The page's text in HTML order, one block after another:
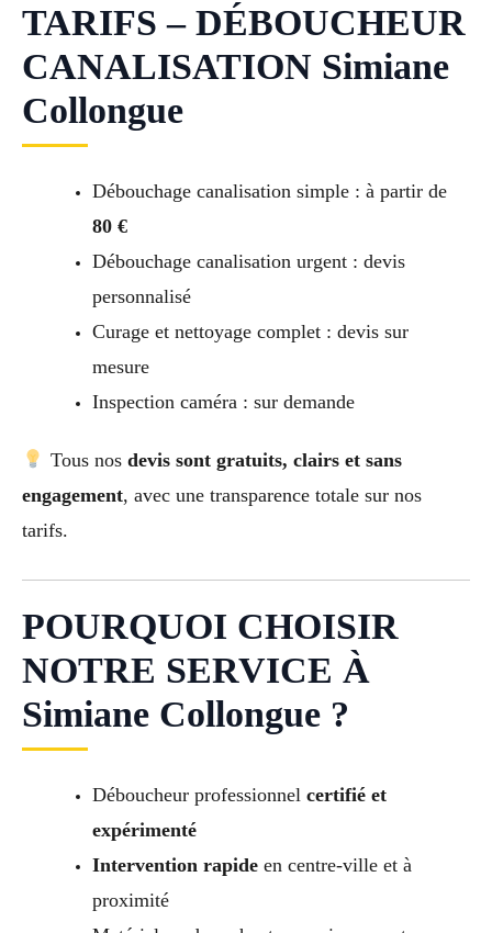
TARIFS – DÉBOUCHEUR
CANALISATION Simiane
Collongue
Débouchage canalisation simple : à partir de
80 €
Débouchage canalisation urgent : devis
personnalisé
Curage et nettoyage complet : devis sur
mesure
Inspection caméra : sur demande
Tous nos devis sont gratuits, clairs et sans
engagement, avec une transparence totale sur nos
tarifs.
POURQUOI CHOISIR
NOTRE SERVICE À
Simiane Collongue ?
Déboucheur professionnel certifié et
expérimenté
Intervention rapideen centre-ville et à
proximité